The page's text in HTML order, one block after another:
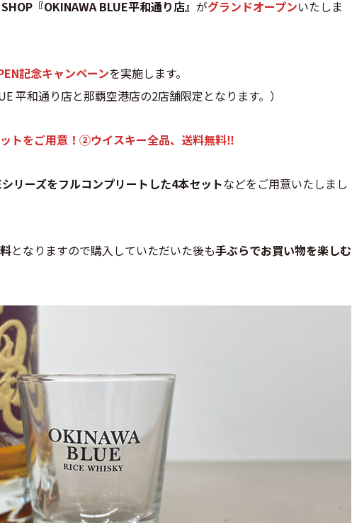
『OKINAWA BLUE平和通り店』 がグランドオープンいたしま
記念キャンペーンを実施します。
平和通り店と那覇空港店の2店舗限定となります。）
トをご用意！②ウイスキー全品、送料無料‼
リーズをフルコンプリートした4本セットなどをご用意いたしまし
となりますので購入していただいた後も手ぶらでお買い物を楽しむ